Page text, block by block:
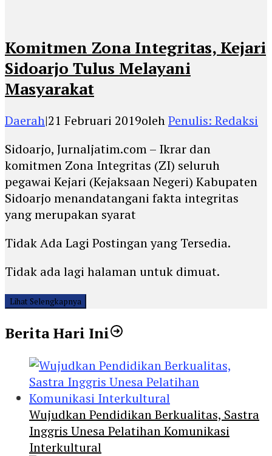
Komitmen Zona Integritas, Kejari
Sidoarjo Tulus Melayani
Masyarakat
Daerah|21 Februari 2019olehPenulis: Redaksi
Sidoarjo, Jurnaljatim.com – Ikrar dan
komitmen Zona Integritas (ZI) seluruh
pegawai Kejari (Kejaksaan Negeri) Kabupaten
Sidoarjo menandatangani fakta integritas
yang merupakan syarat
Tidak Ada Lagi Postingan yang Tersedia.
Tidak ada lagi halaman untuk dimuat.
Lihat Selengkapnya
Berita Hari Ini
Wujudkan Pendidikan Berkualitas, Sastra
Inggris Unesa Pelatihan Komunikasi
Interkultural